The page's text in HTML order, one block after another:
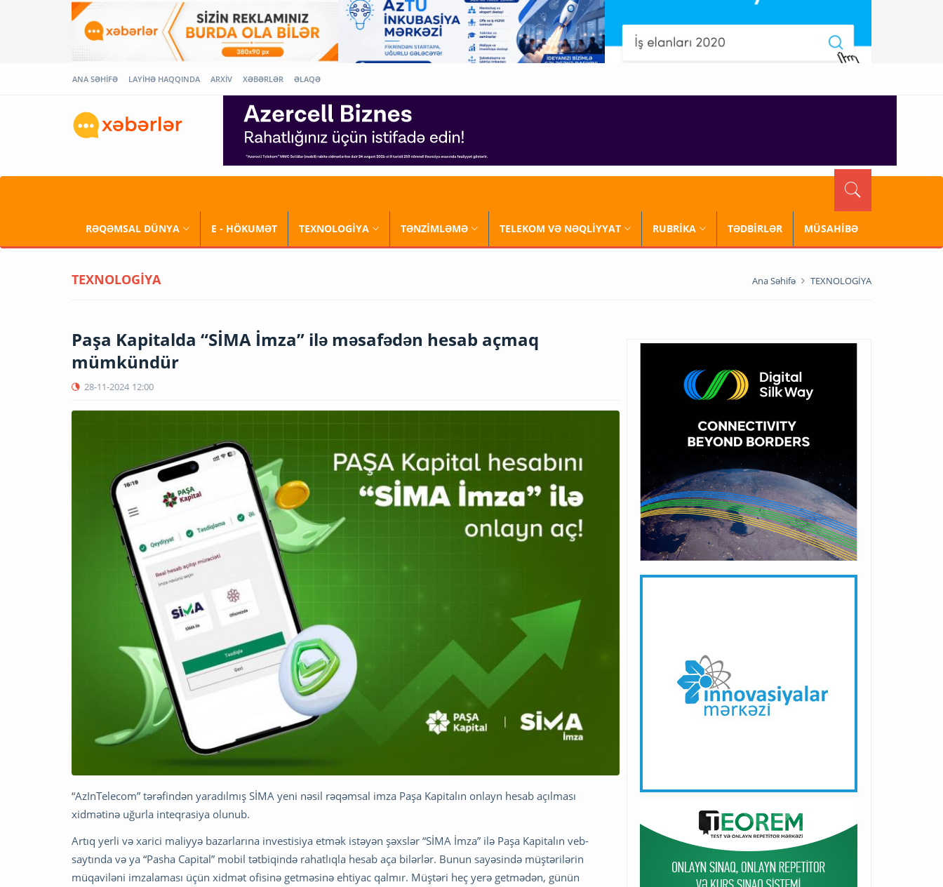
ANA SƏHİFƏ LAYİHƏ HAQQINDA ARXİV XƏBƏRLƏR ƏLAQƏ
RƏQƏMSAL DÜNYA E - HÖKUMƏT TEXNOLOGİYA TƏNZİMLƏMƏ TELEKOM VƏ NƏQLİYYAT RUBRİKA TƏDBİRLƏR MÜSAHİBƏ
TEXNOLOGİYA Ana Səhifə TEXNOLOGİYA
Paşa Kapitalda “SİMA İmza” ilə məsafədən hesab açmaq
mümkündür
28-11-2024 12:00
“AzInTelecom” tərəfindən yaradılmış SİMA yeni nəsil rəqəmsal imza Paşa Kapitalın onlayn hesab açılması
xidmətinə uğurla inteqrasiya olunub.
Artıq yerli və xarici maliyyə bazarlarına investisiya etmək istəyən şəxslər “SİMA İmza” ilə Paşa Kapitalın veb-
saytında və ya “Pasha Capital” mobil tətbiqində rahatlıqla hesab aça bilərlər. Bunun sayəsində müştərilərin
müqaviləni imzalaması üçün xidmət ofisinə getməsinə ehtiyac qalmır. Müştəri heç yerə getmədən, günün